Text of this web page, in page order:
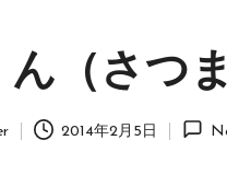
（さつ
2014年2月5日